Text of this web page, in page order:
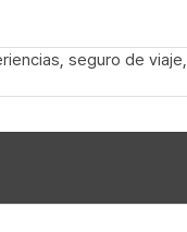
seguro de viaje,